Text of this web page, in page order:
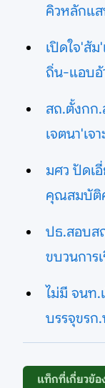
คิวหลักแ
เปิดใจ'ส้
ถิ่น-แอบอ้
สถ.ตั้งกก
เจตนา'เจ
มศว ปัดเ
คุณสมบัติ
ปธ.สอบส
ขบวนการ
ไม่มี จนท.
บรรจุขรก
แท็กที่เกี่ยวข้อ